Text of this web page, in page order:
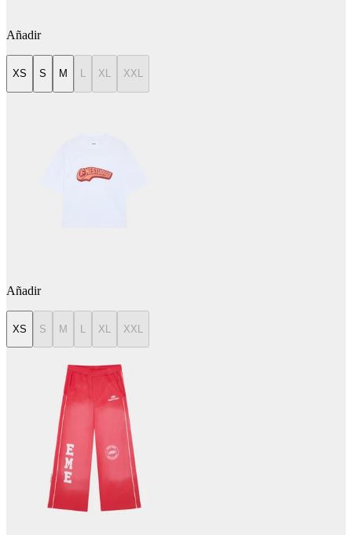
Añadir
XS S M L XL XXL
Añadir
XS S M L XL XXL